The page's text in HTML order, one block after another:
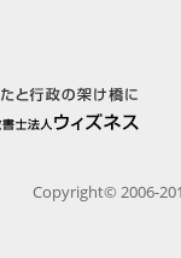
Copyright© 2006-